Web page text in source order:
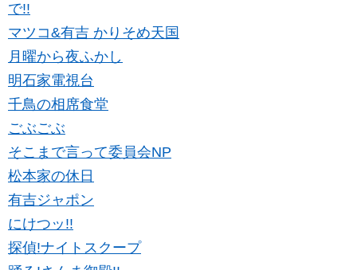
で!!
マツコ&有吉 かりそめ天国
月曜から夜ふかし
明石家電視台
千鳥の相席食堂
ごぶごぶ
そこまで言って委員会NP
松本家の休日
有吉ジャポン
にけつッ!!
探偵!ナイトスクープ